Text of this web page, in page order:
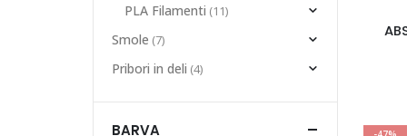
PLA Filamenti (11)
Smole (7)
Pribori in deli (4)
BARVA